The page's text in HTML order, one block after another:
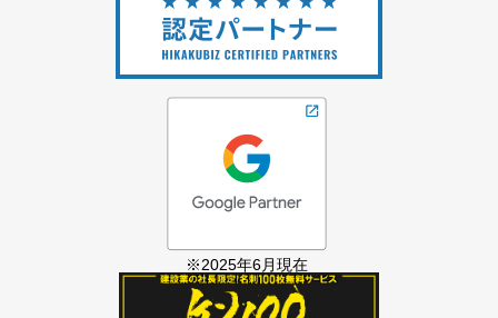
※2025年6月現在